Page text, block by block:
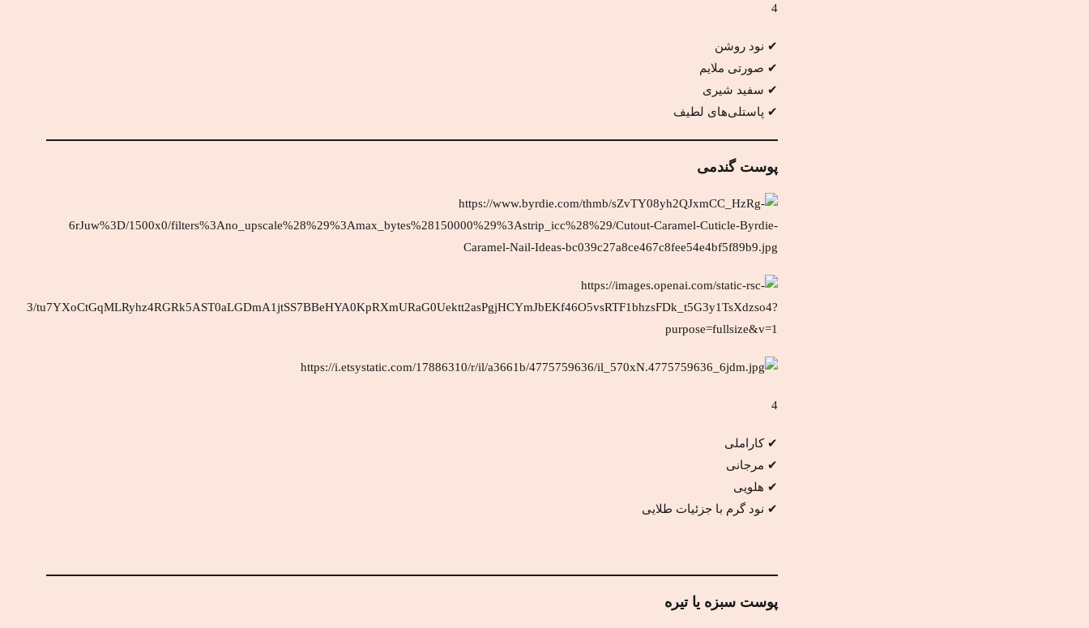
4
✔ نود روشن
✔ صورتی ملایم
✔ سفید شیری
✔ پاستلی‌های لطیف
پوست گندمی
4
✔ کاراملی
✔ مرجانی
✔ هلویی
✔ نود گرم با جزئیات طلایی
پوست سبزه یا تیره